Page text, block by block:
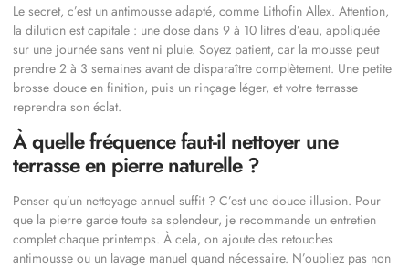
Le secret, c’est un antimousse adapté, comme Lithofin Allex. Attention,
la dilution est capitale : une dose dans 9 à 10 litres d’eau, appliquée
sur une journée sans vent ni pluie. Soyez patient, car la mousse peut
prendre 2 à 3 semaines avant de disparaître complètement. Une petite
brosse douce en finition, puis un rinçage léger, et votre terrasse
reprendra son éclat.
À quelle fréquence faut-il nettoyer une
terrasse en pierre naturelle ?
Penser qu’un nettoyage annuel suffit ? C’est une douce illusion. Pour
que la pierre garde toute sa splendeur, je recommande un entretien
complet chaque printemps. À cela, on ajoute des retouches
antimousse ou un lavage manuel quand nécessaire. N’oubliez pas non